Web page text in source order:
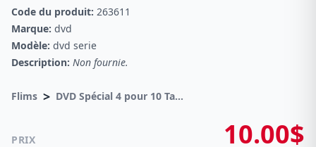
Code du produit: 263611
Marque: dvd
Modèle: dvd serie
Description: Non fournie.
Flims > DVD Spécial 4 pour 10 Taxes incluses sur -4.00$
PRIX 10.00$